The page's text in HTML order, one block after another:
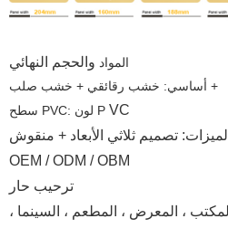
المواد والحجم النهائي
أساسي: خشب رقائقي + خشب صلب +
سطح PVC: لون P VC
OEM / ODM / OBM
ترحيب حار
، المعرض ، المطعم ، السينما ،